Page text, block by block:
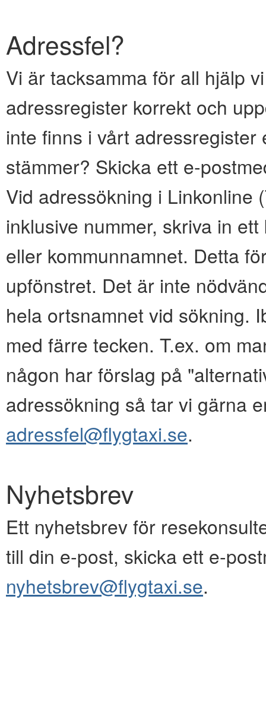
Adressfel?
Vi är tacksamma för all hjälp
adressregister korrekt och
inte finns i vårt
stämmer? Skicka ett e-
Vid adressökning i Linkonline
inklusive nummer, skriva in
eller kommunnamnet. Detta
upfönstret. Det är inte
hela ortsnamnet vid sökning.
med färre tecken. T.ex. om
någon har förslag på
adressökning så tar vi gärna
adressfel@flygtaxi.se.
Nyhetsbrev
Ett nyhetsbrev för
till din e-post, skicka ett e-
nyhetsbrev@flygtaxi.se.